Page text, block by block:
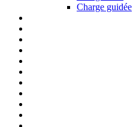
Charge guidée